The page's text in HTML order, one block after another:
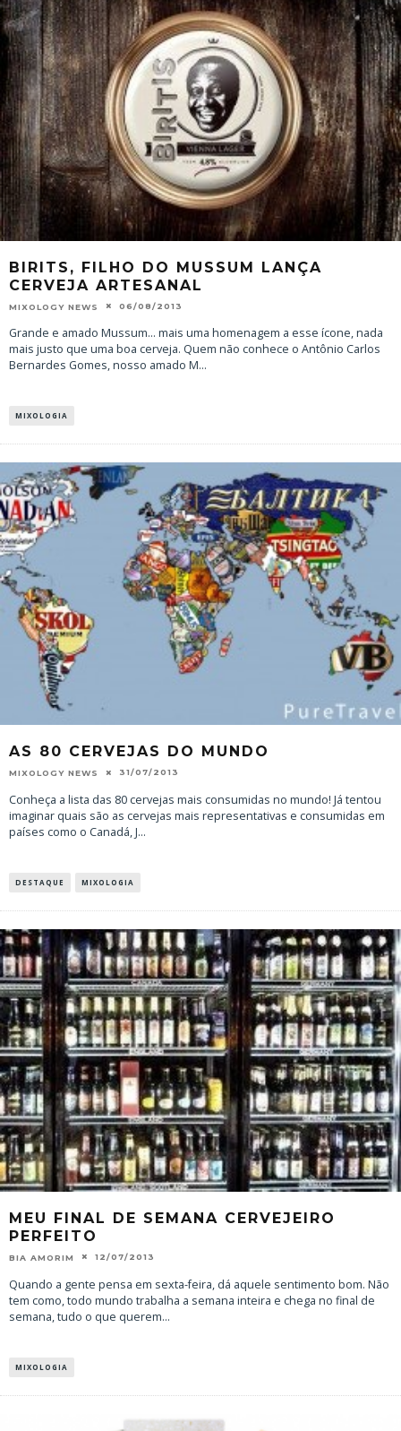
BIRITS, FILHO DO MUSSUM LANÇA
CERVEJA ARTESANAL
MIXOLOGY NEWS 06/08/2013
Grande e amado Mussum... mais uma homenagem a esse ícone, nada
mais justo que uma boa cerveja. Quem não conhece o Antônio Carlos
Bernardes Gomes, nosso amado M...
MIXOLOGIA
AS 80 CERVEJAS DO MUNDO
MIXOLOGY NEWS 31/07/2013
Conheça a lista das 80 cervejas mais consumidas no mundo! Já tentou
imaginar quais são as cervejas mais representativas e consumidas em
países como o Canadá, J...
DESTAQUE MIXOLOGIA
MEU FINAL DE SEMANA CERVEJEIRO
PERFEITO
BIA AMORIM 12/07/2013
Quando a gente pensa em sexta-feira, dá aquele sentimento bom. Não
tem como, todo mundo trabalha a semana inteira e chega no final de
semana, tudo o que querem...
MIXOLOGIA